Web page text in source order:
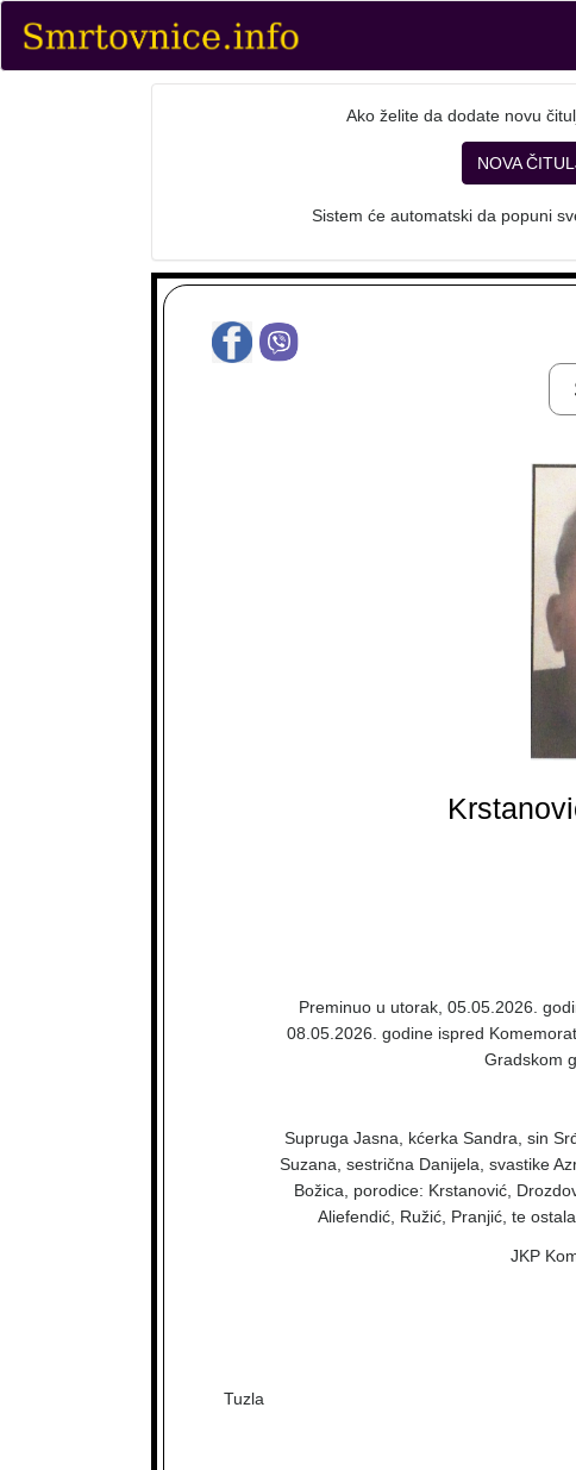
Ako želite da dodate novu
NOVA
Sistem će automatski da popuni
Preminuo u utorak, 05.05.2026.
08.05.2026. godine ispred
Gradskom
Supruga Jasna, kćerka Sandra, sin
Suzana, sestrična Danijela, svastike
Božica, porodice: Krstanović,
Aliefendić, Ružić, Pranjić, te
JKP
Tuzla